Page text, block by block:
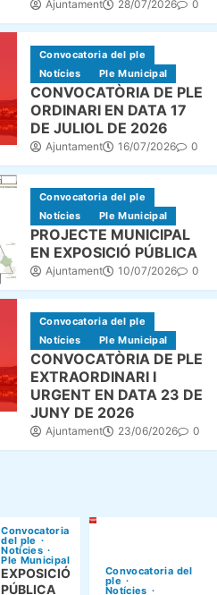
Ajuntament 28/07/2026 0
Convocatoria del ple
Notícies
Ple Municipal
CONVOCATÒRIA DE PLE
ORDINARI EN DATA 17
DE JULIOL DE 2026
Ajuntament 16/07/2026 0
Convocatoria del ple
Notícies
Ple Municipal
PROJECTE MUNICIPAL
EN EXPOSICIÓ PÚBLICA
Ajuntament 10/07/2026 0
Convocatoria del ple
Notícies
Ple Municipal
CONVOCATÒRIA DE PLE
EXTRAORDINARI I
URGENT EN DATA 23 DE
JUNY DE 2026
Ajuntament 23/06/2026 0
Convocatoria
del ple
Notícies
Ple Municipal
EXPOSICIÓ
PÚBLICA
Convocatoria del
ple
Notícies